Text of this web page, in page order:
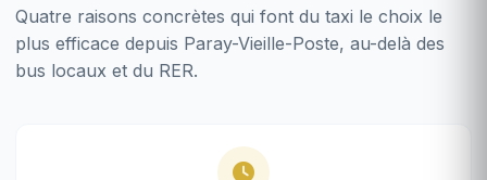
Quatre raisons concrètes qui font du taxi le choix le
plus efficace depuis Paray-Vieille-Poste, au-delà des
bus locaux et du RER.